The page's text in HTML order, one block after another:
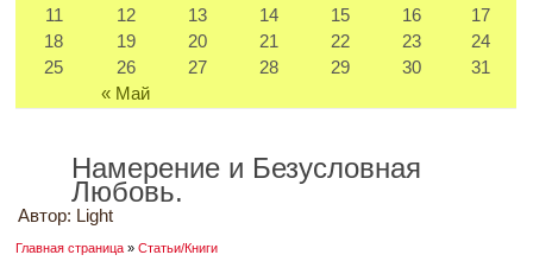
« Май
11
12 13 14 15 16
17
18
19 20 21 22 23
24
25
26 27 28 29 30 31
Намерение и Безусловная
Любовь.
Автор: Light
Главная страница » Статьи/Книги